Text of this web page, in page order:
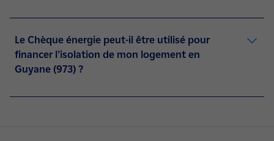
Le Chèque énergie peut-il être utilisé pour
financer l’isolation de mon logement en
Guyane (973) ?